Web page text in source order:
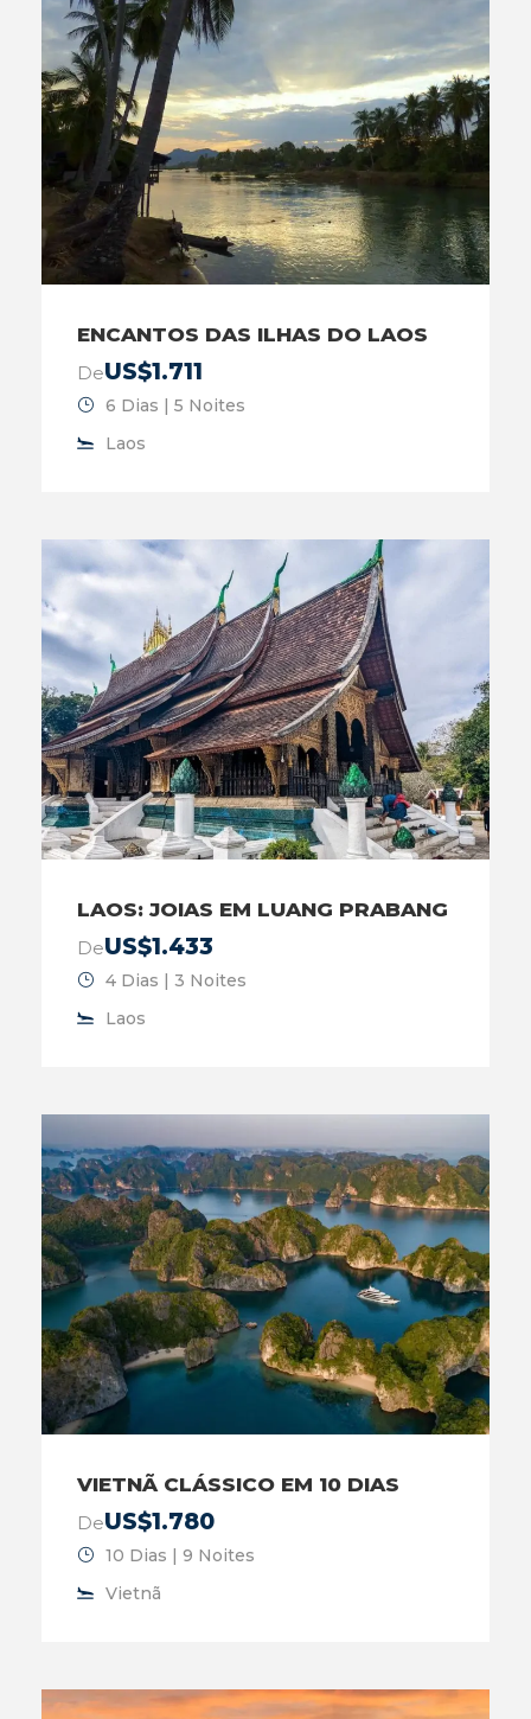
ENCANTOS DAS ILHAS DO LAOS
DeUS$1.711
6 Dias | 5 Noites
Laos
LAOS: JOIAS EM LUANG PRABANG
DeUS$1.433
4 Dias | 3 Noites
Laos
VIETNÃ CLÁSSICO EM 10 DIAS
DeUS$1.780
10 Dias | 9 Noites
Vietnã